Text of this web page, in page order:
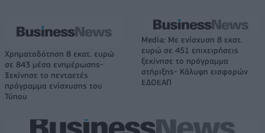
Χρηματοδότηση 8 εκατ. ευρώ
σε 843 μέσα ενημέρωσης-
Ξεκίνησε το πενταετές
πρόγραμμα ενίσχυσης του
Τύπου
Media: Με ενίσχυση 8 εκατ.
ευρώ σε 451 επιχειρήσεις
ξεκίνησε το πρόγραμμα
στήριξης- Κάλυψη εισφορών
ΕΔΟΕΑΠ